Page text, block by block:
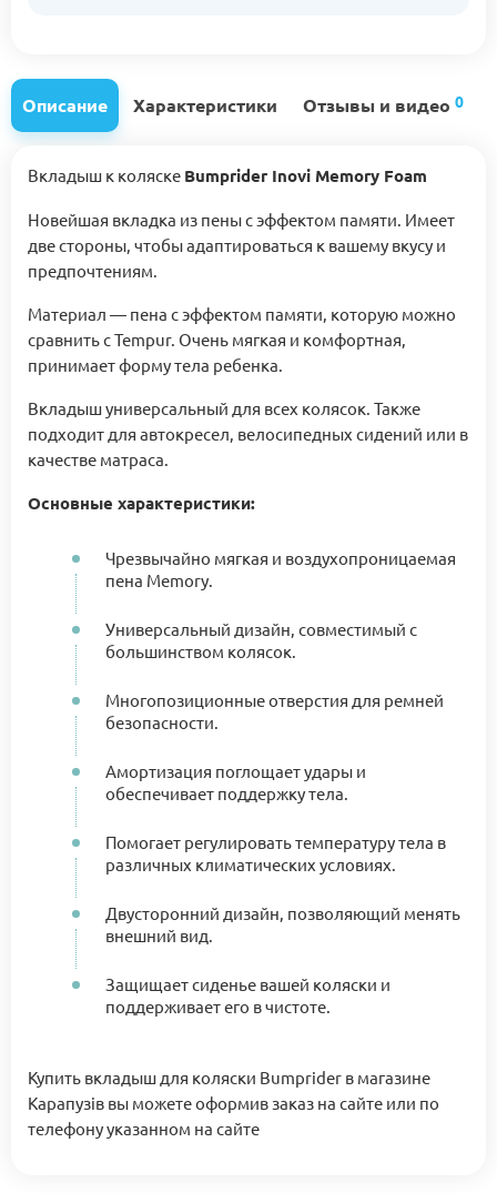
Описание Характеристики Отзывы и видео 0
Вкладыш к коляске Bumprider Inovi Memory Foam
Новейшая вкладка из пены с эффектом памяти. Имеет
две стороны, чтобы адаптироваться к вашему вкусу и
предпочтениям.
Материал — пена с эффектом памяти, которую можно
сравнить с Tempur. Очень мягкая и комфортная,
принимает форму тела ребенка.
Вкладыш универсальный для всех колясок. Также
подходит для автокресел, велосипедных сидений или в
качестве матраса.
Основные характеристики:
Чрезвычайно мягкая и воздухопроницаемая
пена Memory.
Универсальный дизайн, совместимый с
большинством колясок.
Многопозиционные отверстия для ремней
безопасности.
Амортизация поглощает удары и
обеспечивает поддержку тела.
Помогает регулировать температуру тела в
различных климатических условиях.
Двусторонний дизайн, позволяющий менять
внешний вид.
Защищает сиденье вашей коляски и
поддерживает его в чистоте.
Купить вкладыш для коляски Bumprider в магазине
Карапузів вы можете оформив заказ на сайте или по
телефону указанном на сайте